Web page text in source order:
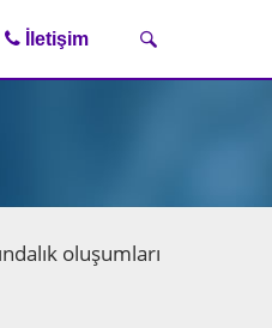
İletişim
oluşumları